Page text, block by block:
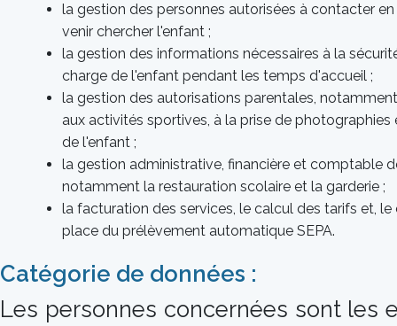
la gestion des personnes autorisées à contacter
venir chercher l'enfant ;
la gestion des informations nécessaires à la
charge de l'enfant pendant les temps d'accueil ;
la gestion des autorisations parentales,
aux activités sportives, à la prise de
de l'enfant ;
la gestion administrative, financière et comptable
notamment la restauration scolaire et la garderie ;
la facturation des services, le calcul des tarifs et, le
place du prélèvement automatique SEPA.
Catégorie de données :
Les personnes concernées sont les